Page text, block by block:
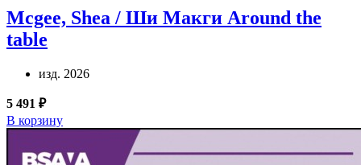
Mcgee, Shea / Ши Макги Around the
table
изд. 2026
5 491 ₽
В корзину